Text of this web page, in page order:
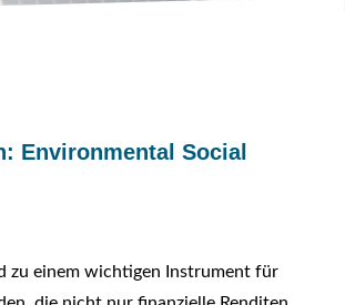
Environmental Social
zu einem wichtigen Instrument für